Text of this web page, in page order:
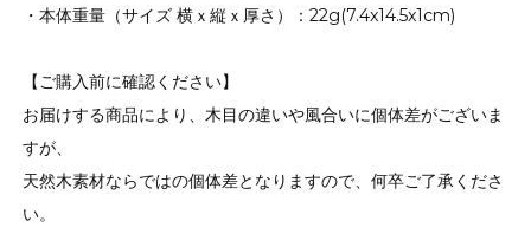
・本体重量（サイズ 横ｘ縦ｘ厚さ）：22g(7.4x14.5x1cm)
【ご購入前に確認ください】
お届けする商品により、木目の違いや風合いに個体差がございま
すが、
天然木素材ならではの個体差となりますので、何卒ご了承くださ
い。